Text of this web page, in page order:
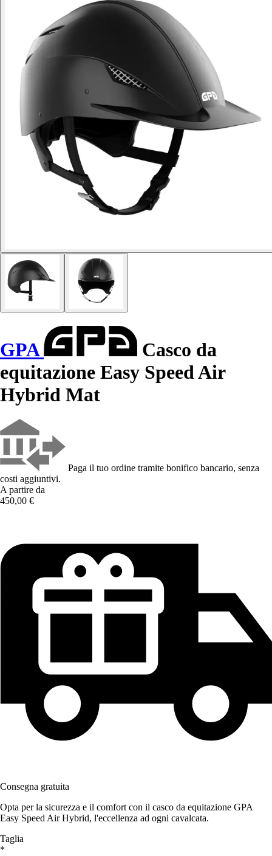
GPA
Casco da
equitazione Easy Speed Air
Hybrid Mat
Paga il tuo ordine tramite bonifico bancario, senza
costi aggiuntivi.
A partire da
450,00 €
Consegna gratuita
Opta per la sicurezza e il comfort con il casco da equitazione GPA
Easy Speed Air Hybrid, l'eccellenza ad ogni cavalcata.
Taglia
*